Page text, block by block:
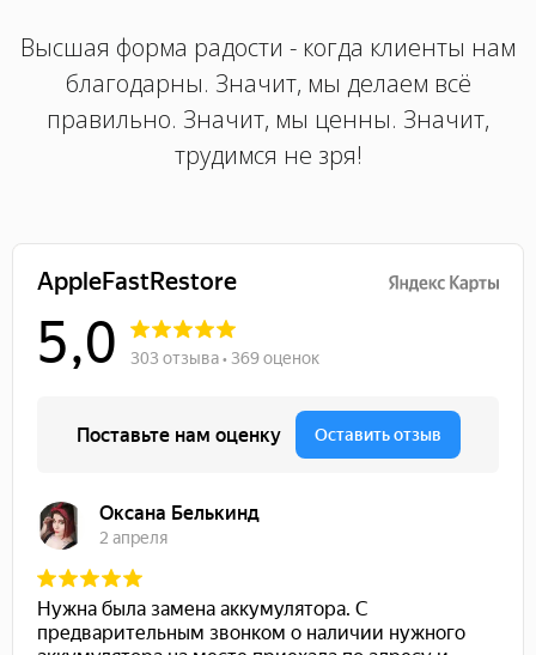
Высшая форма радости - когда клиенты нам
благодарны. Значит, мы делаем всё
правильно. Значит, мы ценны. Значит,
трудимся не зря!